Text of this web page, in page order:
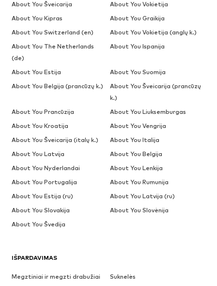
IŠPARDAVIMAS
Megztiniai ir megzti drabužiai
Suknelės
About You Šveicarija
About You Vokietija
About You Kipras
About You Graikija
About You Switzerland (en)
About You Vokietija (anglų k.)
About You The Netherlands
(de)
About You Ispanija
About You Estija
About You Suomija
About You Belgija (prancūzų k.)
About You Šveicarija (prancūzų
k.)
About You Prancūzija
About You Liuksemburgas
About You Kroatija
About You Vengrija
About You Šveicarija (italų k.)
About You Italija
About You Latvija
About You Belgija
About You Nyderlandai
About You Lenkija
About You Portugalija
About You Rumunija
About You Estija (ru)
About You Latvija (ru)
About You Slovakija
About You Slovėnija
About You Švedija